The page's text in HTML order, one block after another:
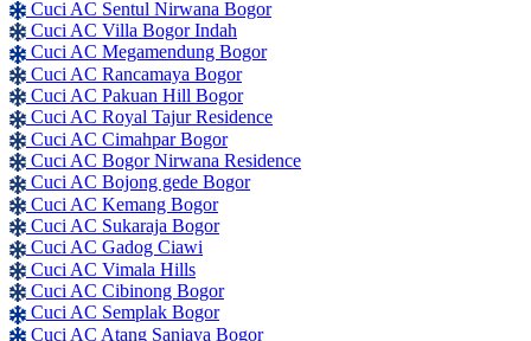
Cuci AC Sentul Nirwana Bogor
Cuci AC Villa Bogor Indah
Cuci AC Megamendung Bogor
Cuci AC Rancamaya Bogor
Cuci AC Pakuan Hill Bogor
Cuci AC Royal Tajur Residence
Cuci AC Cimahpar Bogor
Cuci AC Bogor Nirwana Residence
Cuci AC Bojong gede Bogor
Cuci AC Kemang Bogor
Cuci AC Sukaraja Bogor
Cuci AC Gadog Ciawi
Cuci AC Vimala Hills
Cuci AC Cibinong Bogor
Cuci AC Semplak Bogor
Cuci AC Atang Sanjaya Bogor